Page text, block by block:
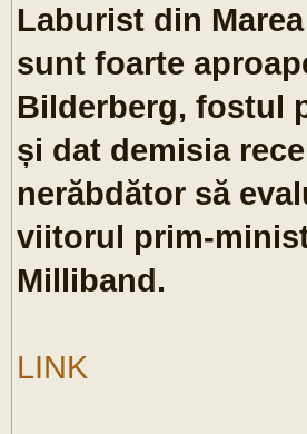
Laburist din
sunt foarte
Bilderberg, fostul
și dat demisia
nerăbdător să
viitorul prim-
Milliband.
LINK